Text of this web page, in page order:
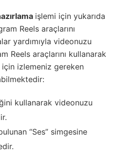
işlemi için yukarıda
Reels araçlarını
yardımıyla videonuzu
Reels araçlarını kullanarak
izlemeniz gereken
kullanarak videonuzu
“Ses” simgesine